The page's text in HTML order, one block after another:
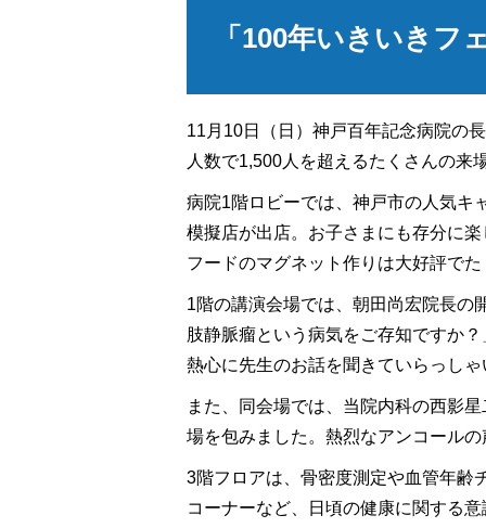
救急総合診療科
への基本方針
「100年いきいき
11月10日（日）神戸百年記念病院の
人数で1,500人を超えるたくさんの来
病院1階ロビーでは、神戸市の人気キ
模擬店が出店。お子さまにも存分に
フードのマグネット作りは大好評で
1階の講演会場では、朝田尚宏院長の
肢静脈瘤という病気をご存知ですか
熱心に先生のお話を聞きていらっし
また、同会場では、当院内科の西影
場を包みました。熱烈なアンコール
3階フロアは、骨密度測定や血管年齢
コーナーなど、日頃の健康に関する